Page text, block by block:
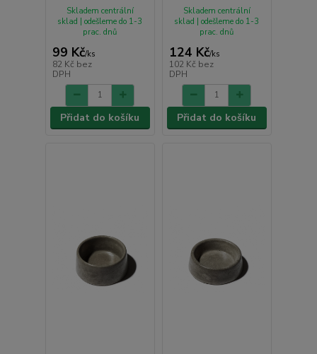
99 Kč/ks
82 Kč bez
DPH
Skladem centrální
sklad | odešleme do 1-3
prac. dnů
Přidat do košíku
124 Kč/ks
102 Kč bez
DPH
Skladem centrální
sklad | odešleme do 1-3
prac. dnů
Přidat do košíku